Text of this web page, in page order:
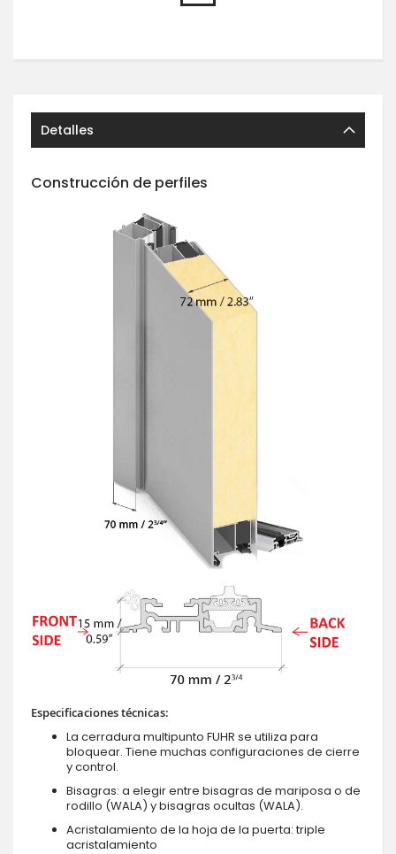
Detalles
Construcción de perfiles
Especificaciones técnicas:
La cerradura multipunto FUHR se utiliza para
bloquear. Tiene muchas configuraciones de cierre
y control.
Bisagras: a elegir entre bisagras de mariposa o de
rodillo (WALA) y bisagras ocultas (WALA).
Acristalamiento de la hoja de la puerta: triple
acristalamiento